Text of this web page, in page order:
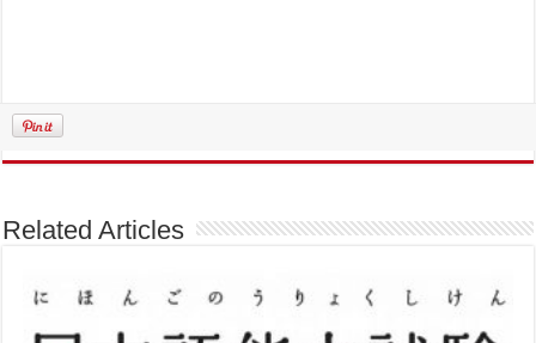
Related Articles